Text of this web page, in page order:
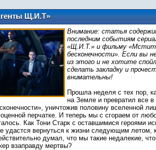
Щ.И.Т»
фильма
Внимание: статья
последним событиям
«Щ.И.Т.» и фильму
бесконечности». Если вы
из этого и не хотите
сделать закладку и
внимательны!
Прошла неделя с тех пор,
на Земле и превратил все
уничтожив половину вселенной
перчатке. И теперь мы с сгораем от
Как Тони Старк с оставшимися героями
удастся вернуться к жизни следующим летом,
думал, что мы такие недалекие,
взаправду мертвы?